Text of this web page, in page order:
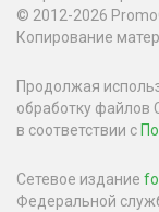
© 2012-2026
Копирование
Продолжая
обработку файлов
в соответствии с
Сетевое издание
Федеральной